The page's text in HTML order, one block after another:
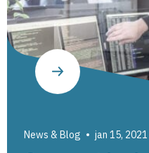
News & Blog jan 15, 2021